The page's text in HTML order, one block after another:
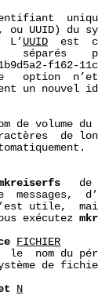
ou UUID) du
L’ UUID
est
séparés
f162-
option
un nouvel
de volume
de
de
messages,
utile,
exécutez
FICHIER
le  nom du
de
N